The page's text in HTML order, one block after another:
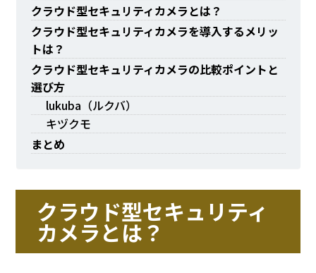
クラウド型セキュリティカメラとは？
クラウド型セキュリティカメラを導入するメリッ
トは？
クラウド型セキュリティカメラの比較ポイントと
選び方
lukuba（ルクバ）
キヅクモ
まとめ
クラウド型セキュリティ
カメラとは？